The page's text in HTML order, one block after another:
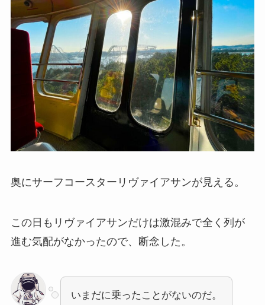
奥にサーフコースターリヴァイアサンが見える。
この日もリヴァイアサンだけは激混みで全く列が
進む気配がなかったので、断念した。
いまだに乗ったことがないのだ。